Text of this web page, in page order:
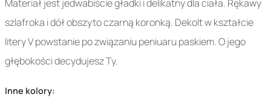
Materiał jest jedwabiście gładki i delikatny dla ciała. Rękawy
szlafroka i dół obszyto czarną koronką. Dekolt w kształcie
litery V powstanie po związaniu peniuaru paskiem. O jego
głębokości decydujesz Ty.
Inne kolory: